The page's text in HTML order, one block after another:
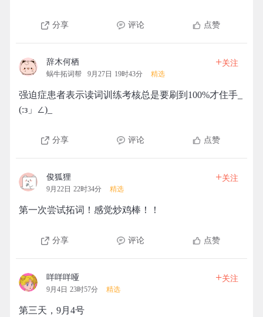
分享 评论 点赞
辞木何栖
蜗牛拓词帮 9月27日 19时43分 精选
+关注
强迫症患者表示读词训练考核总是要刷到100%才住手_
(:з」∠)_
分享 评论 点赞
俊狐狸
9月22日 22时34分 精选
+关注
第一次尝试拓词！感觉炒鸡棒！！
分享 评论 点赞
咩咩咩哑
9月4日 23时57分 精选
+关注
第三天，9月4号